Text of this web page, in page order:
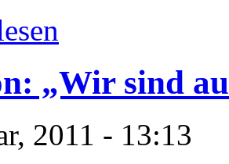
„Wir sind
2011 - 13:13